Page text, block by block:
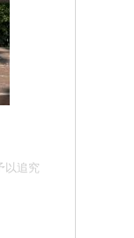
以追究